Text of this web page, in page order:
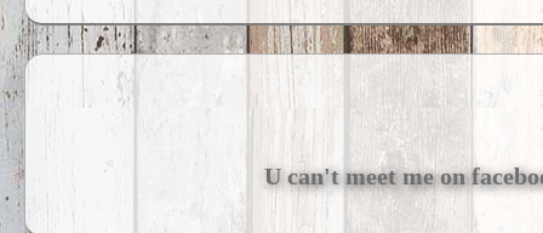
U can't meet me on